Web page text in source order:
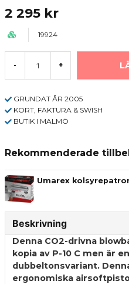
2 295 kr
19924
- +
GRUNDAT ÅR 2005
KORT, FAKTURA & SWISH
BUTIK I MALMÖ
Rekommenderade
Umarex
Beskrivning
Denna CO2-drivna
kopia av P-10 C men är
dubbeltonsvariant.
ergonomiska